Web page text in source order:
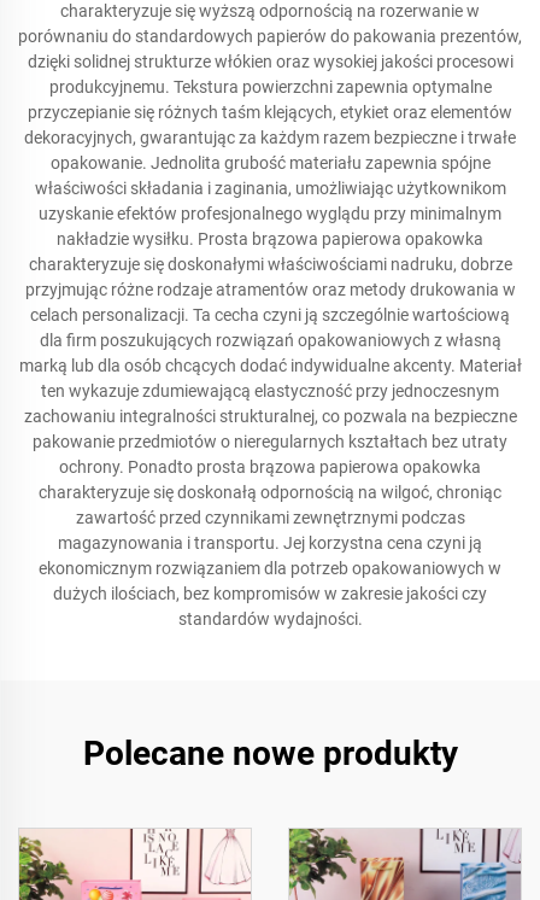
charakteryzuje się wyższą odpornością na rozerwanie w
porównaniu do standardowych papierów do pakowania prezentów,
dzięki solidnej strukturze włókien oraz wysokiej jakości procesowi
produkcyjnemu. Tekstura powierzchni zapewnia optymalne
przyczepianie się różnych taśm klejących, etykiet oraz elementów
dekoracyjnych, gwarantując za każdym razem bezpieczne i trwałe
opakowanie. Jednolita grubość materiału zapewnia spójne
właściwości składania i zaginania, umożliwiając użytkownikom
uzyskanie efektów profesjonalnego wyglądu przy minimalnym
nakładzie wysiłku. Prosta brązowa papierowa opakowka
charakteryzuje się doskonałymi właściwościami nadruku, dobrze
przyjmując różne rodzaje atramentów oraz metody drukowania w
celach personalizacji. Ta cecha czyni ją szczególnie wartościową
dla firm poszukujących rozwiązań opakowaniowych z własną
marką lub dla osób chcących dodać indywidualne akcenty. Materiał
ten wykazuje zdumiewającą elastyczność przy jednoczesnym
zachowaniu integralności strukturalnej, co pozwala na bezpieczne
pakowanie przedmiotów o nieregularnych kształtach bez utraty
ochrony. Ponadto prosta brązowa papierowa opakowka
charakteryzuje się doskonałą odpornością na wilgoć, chroniąc
zawartość przed czynnikami zewnętrznymi podczas
magazynowania i transportu. Jej korzystna cena czyni ją
ekonomicznym rozwiązaniem dla potrzeb opakowaniowych w
dużych ilościach, bez kompromisów w zakresie jakości czy
standardów wydajności.
Polecane nowe produkty